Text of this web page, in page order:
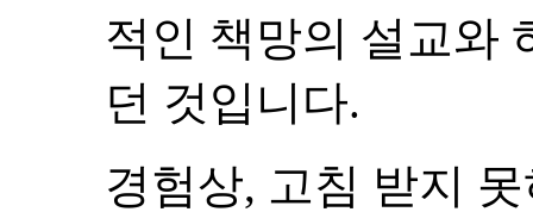
적인 책망의 설교와
던 것입니다.
경험상, 고침 받지